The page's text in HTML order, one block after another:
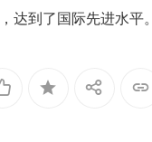
达到了国际先进水平。